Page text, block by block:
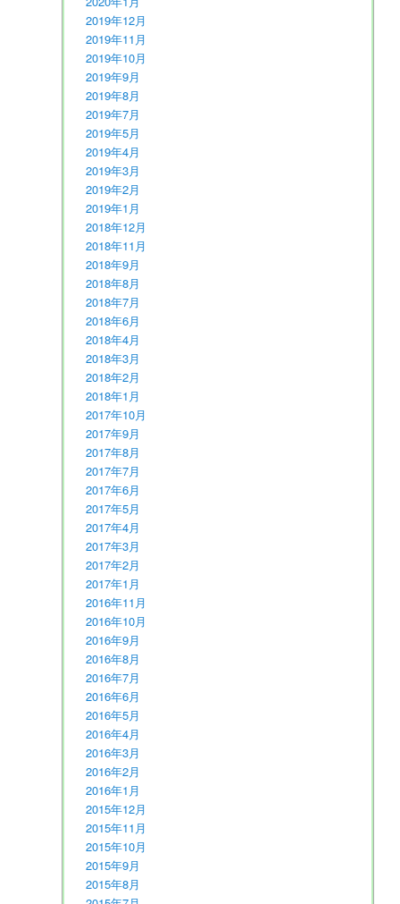
2019年12月
2019年11月
2019年10月
2019年9月
2019年8月
2019年7月
2019年5月
2019年4月
2019年3月
2019年2月
2019年1月
2018年12月
2018年11月
2018年9月
2018年8月
2018年7月
2018年6月
2018年4月
2018年3月
2018年2月
2018年1月
2017年10月
2017年9月
2017年8月
2017年7月
2017年6月
2017年5月
2017年4月
2017年3月
2017年2月
2017年1月
2016年11月
2016年10月
2016年9月
2016年8月
2016年7月
2016年6月
2016年5月
2016年4月
2016年3月
2016年2月
2016年1月
2015年12月
2015年11月
2015年10月
2015年9月
2015年8月